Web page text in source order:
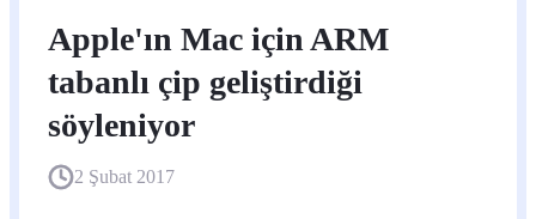
Apple'ın Mac için ARM
tabanlı çip geliştirdiği
söyleniyor
2 Şubat 2017